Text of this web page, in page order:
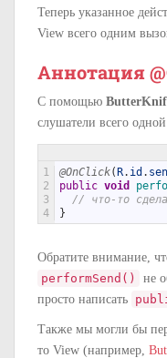
Теперь указанное
View всего одним
Аннотация
С помощью
слушатели всего
1
2
3
4
@OnClick(R. id .
public void
// что-то
}
Обратите внимание,
performSend()
не
просто написать
Также мы могли бы
то View (например,